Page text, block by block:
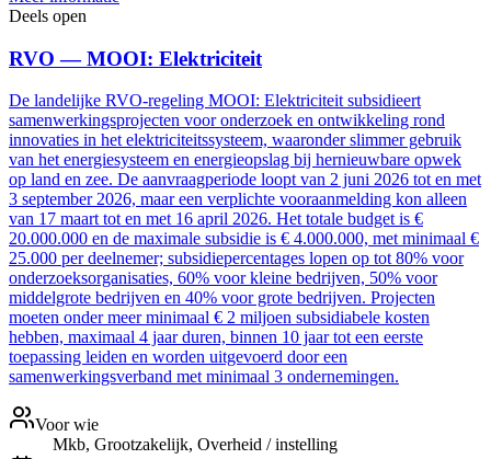
Deels open
RVO — MOOI: Elektriciteit
De landelijke RVO-regeling MOOI: Elektriciteit subsidieert
samenwerkingsprojecten voor onderzoek en ontwikkeling rond
innovaties in het elektriciteitssysteem, waaronder slimmer gebruik
van het energiesysteem en energieopslag bij hernieuwbare opwek
op land en zee. De aanvraagperiode loopt van 2 juni 2026 tot en met
3 september 2026, maar een verplichte vooraanmelding kon alleen
van 17 maart tot en met 16 april 2026. Het totale budget is €
20.000.000 en de maximale subsidie is € 4.000.000, met minimaal €
25.000 per deelnemer; subsidiepercentages lopen op tot 80% voor
onderzoeksorganisaties, 60% voor kleine bedrijven, 50% voor
middelgrote bedrijven en 40% voor grote bedrijven. Projecten
moeten onder meer minimaal € 2 miljoen subsidiabele kosten
hebben, maximaal 4 jaar duren, binnen 10 jaar tot een eerste
toepassing leiden en worden uitgevoerd door een
samenwerkingsverband met minimaal 3 ondernemingen.
Voor wie
Mkb, Grootzakelijk, Overheid / instelling